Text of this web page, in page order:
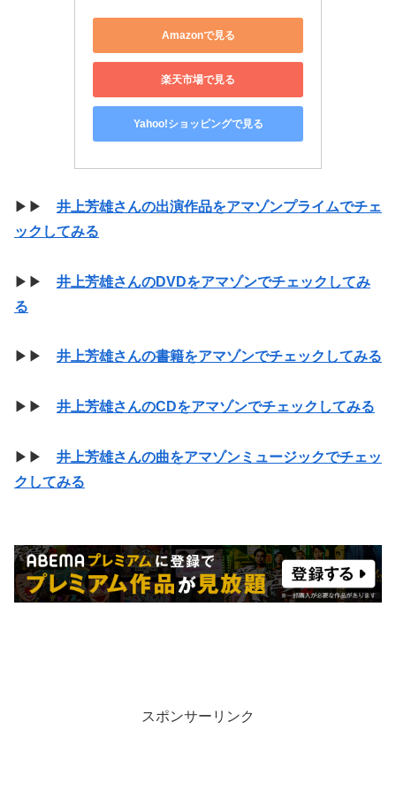
Amazonで見る
楽天市場で見る
Yahoo!ショッピングで見る
▶▶ 井上芳雄さんの出演作品をアマゾンプライムでチェ
ックしてみる
▶▶ 井上芳雄さんのDVDをアマゾンでチェックしてみ
る
▶▶ 井上芳雄さんの書籍をアマゾンでチェックしてみる
▶▶ 井上芳雄さんのCDをアマゾンでチェックしてみる
▶▶ 井上芳雄さんの曲をアマゾンミュージックでチェッ
クしてみる
スポンサーリンク